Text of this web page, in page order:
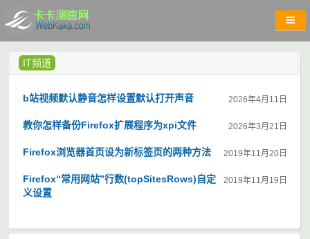
IT频道
2026年4月11日
b站视频默认静音怎样设置默认打开声音
2026年3月21日
教你怎样备份Firefox扩展程序为xpi文件
2019年11月20日
Firefox浏览器首页设为新标签页的两种方法
2019年11月19日
Firefox“常用网站”行数(topSitesRows)自定
义设置